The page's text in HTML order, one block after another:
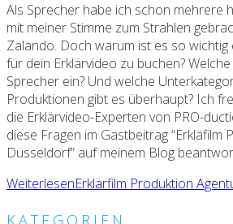
Als Sprecher habe ich schon mehrere
mit meiner Stimme zum Strahlen
Zalando. Doch warum ist es so
für dein Erklärvideo zu buchen?
Sprecher ein? Und welche
Produktionen gibt es überhaupt? Ich
die Erklärvideo-Experten von PRO-
diese Fragen im Gastbeitrag “Erkläfilm
Düsseldorf” auf meinem Blog
WeiterlesenErklärfilm Produktion
KATEGORIEN